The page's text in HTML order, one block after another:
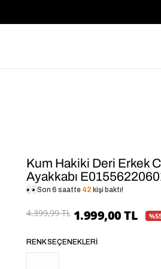
Kum Hakiki Deri Erkek
Ayakkabı
Son 6 saatte 42 kişi baktı!
4.399,99 TL 1.999,00 TL
RENK SEÇENEKLERI